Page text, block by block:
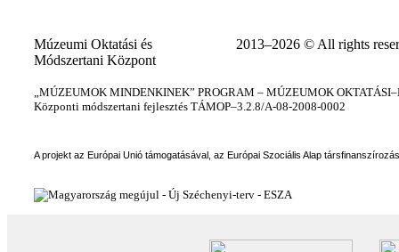
Múzeumi Oktatási és
Módszertani Központ
2013–2026 © All rights
„MÚZEUMOK MINDENKINEK” PROGRAM – MÚZEUMOK
Központi módszertani fejlesztés TÁMOP–3.2.8/A-08-2008-0002
A projekt az Európai Unió támogatásával, az Európai Szociális Alap